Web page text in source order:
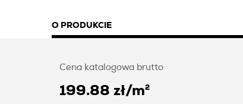
O PRODUKCIE
Cena katalogowa brutto
199.88 zł/m2